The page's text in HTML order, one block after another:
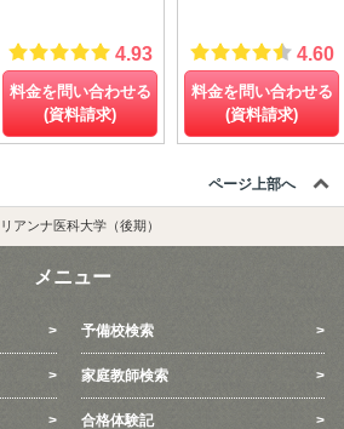
4.93
料金を問い合わせる
(資料請求)
4.60
料金を問い合わせる
(資料請求)
ページ上部へ
アンナ医科大学（後期）
メニュー
予備校検索
家庭教師検索
合格体験記